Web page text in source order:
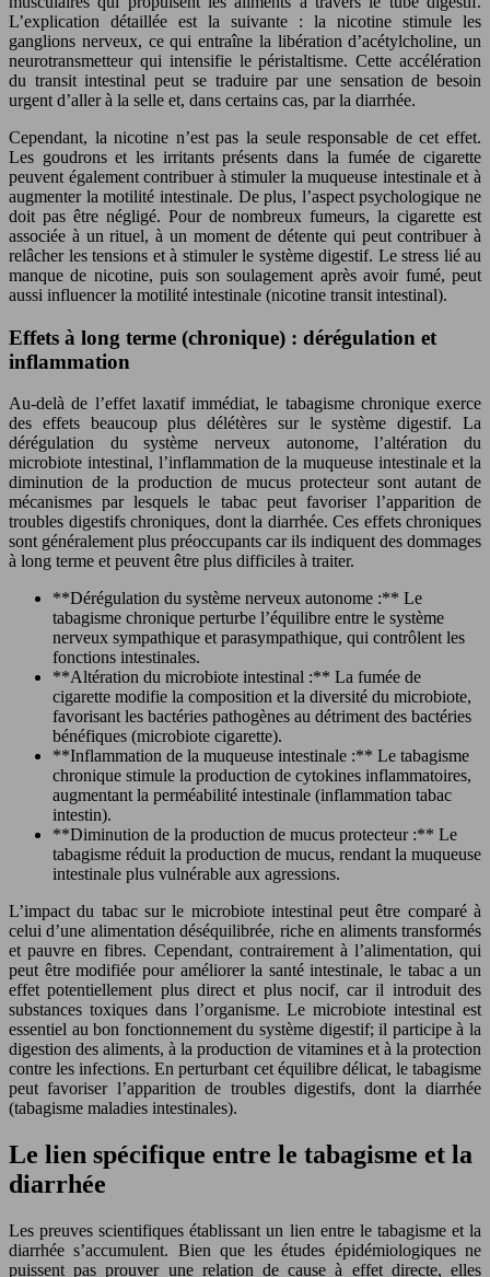
L’explication détaillée est la suivante : la nicotine stimule les
ganglions nerveux, ce qui entraîne la libération d’acétylcholine, un
neurotransmetteur qui intensifie le péristaltisme. Cette accélération
du transit intestinal peut se traduire par une sensation de besoin
urgent d’aller à la selle et, dans certains cas, par la diarrhée.
Cependant, la nicotine n’est pas la seule responsable de cet effet.
Les goudrons et les irritants présents dans la fumée de cigarette
peuvent également contribuer à stimuler la muqueuse intestinale et à
augmenter la motilité intestinale. De plus, l’aspect psychologique ne
doit pas être négligé. Pour de nombreux fumeurs, la cigarette est
associée à un rituel, à un moment de détente qui peut contribuer à
relâcher les tensions et à stimuler le système digestif. Le stress lié au
manque de nicotine, puis son soulagement après avoir fumé, peut
aussi influencer la motilité intestinale (nicotine transit intestinal).
Effets à long terme (chronique) : dérégulation et
inflammation
Au-delà de l’effet laxatif immédiat, le tabagisme chronique exerce
des effets beaucoup plus délétères sur le système digestif. La
dérégulation du système nerveux autonome, l’altération du
microbiote intestinal, l’inflammation de la muqueuse intestinale et la
diminution de la production de mucus protecteur sont autant de
mécanismes par lesquels le tabac peut favoriser l’apparition de
troubles digestifs chroniques, dont la diarrhée. Ces effets chroniques
sont généralement plus préoccupants car ils indiquent des dommages
à long terme et peuvent être plus difficiles à traiter.
**Dérégulation du système nerveux autonome :** Le
tabagisme chronique perturbe l’équilibre entre le système
nerveux sympathique et parasympathique, qui contrôlent les
fonctions intestinales.
**Altération du microbiote intestinal :** La fumée de
cigarette modifie la composition et la diversité du microbiote,
favorisant les bactéries pathogènes au détriment des bactéries
bénéfiques (microbiote cigarette).
**Inflammation de la muqueuse intestinale :** Le tabagisme
chronique stimule la production de cytokines inflammatoires,
augmentant la perméabilité intestinale (inflammation tabac
intestin).
**Diminution de la production de mucus protecteur :** Le
tabagisme réduit la production de mucus, rendant la muqueuse
intestinale plus vulnérable aux agressions.
L’impact du tabac sur le microbiote intestinal peut être comparé à
celui d’une alimentation déséquilibrée, riche en aliments transformés
et pauvre en fibres. Cependant, contrairement à l’alimentation, qui
peut être modifiée pour améliorer la santé intestinale, le tabac a un
effet potentiellement plus direct et plus nocif, car il introduit des
substances toxiques dans l’organisme. Le microbiote intestinal est
essentiel au bon fonctionnement du système digestif; il participe à la
digestion des aliments, à la production de vitamines et à la protection
contre les infections. En perturbant cet équilibre délicat, le tabagisme
peut favoriser l’apparition de troubles digestifs, dont la diarrhée
(tabagisme maladies intestinales).
Le lien spécifique entre le tabagisme et la
diarrhée
Les preuves scientifiques établissant un lien entre le tabagisme et la
diarrhée s’accumulent. Bien que les études épidémiologiques ne
puissent pas prouver une relation de cause à effet directe, elles